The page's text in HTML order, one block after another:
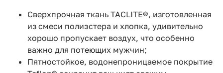
Сверхпрочная ткань TACLITE®, изготовленная
из смеси полиэстера и хлопка, удивительно
хорошо пропускает воздух, что особенно
важно для потеющих мужчин;
Пятностойкое, водонепроницаемое покрытие